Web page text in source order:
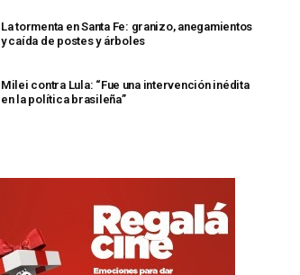
La tormenta en Santa Fe: granizo, anegamientos
y caída de postes y árboles
Milei contra Lula: “Fue una intervención inédita
en la política brasileña”